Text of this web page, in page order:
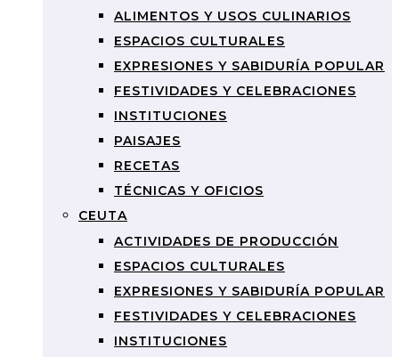
ALIMENTOS Y USOS CULINARIOS
ESPACIOS CULTURALES
EXPRESIONES Y SABIDURÍA POPULAR
FESTIVIDADES Y CELEBRACIONES
INSTITUCIONES
PAISAJES
RECETAS
TÉCNICAS Y OFICIOS
CEUTA
ACTIVIDADES DE PRODUCCIÓN
ESPACIOS CULTURALES
EXPRESIONES Y SABIDURÍA POPULAR
FESTIVIDADES Y CELEBRACIONES
INSTITUCIONES